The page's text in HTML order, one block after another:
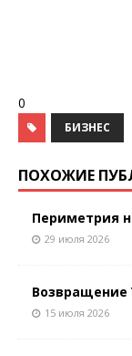
0
БИЗНЕС
ПОХОЖИЕ
Периметрия
29 июля 2026
Возвращение
15 июля 2026